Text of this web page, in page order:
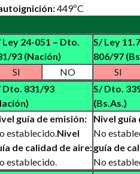
449ºC
Ley 24-051 – Dto.
93 (Nación)
S/ Ley
806/97
SI
NO SI
Dto. 831/93
S/ Dto.
(Bs.As.)
guía de emisión:
establecido.Nivel
de calidad de aire:
establecido.
Nivel guía
No
guía de
No